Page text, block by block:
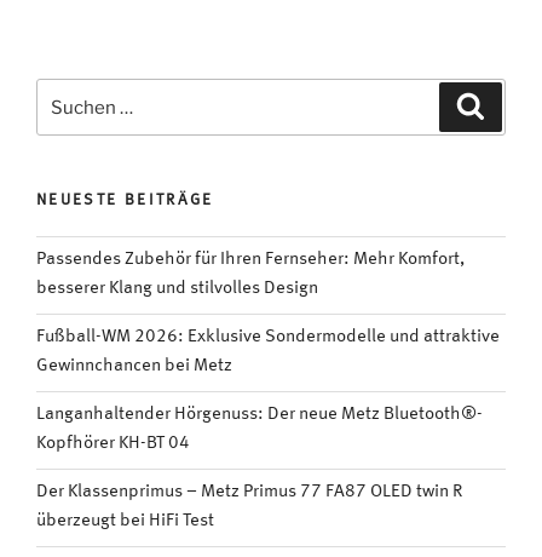
auf
anschauen“
nach:
NEUESTE BEITRÄGE
Passendes Zubehör für Ihren Fernseher: Mehr Komfort,
besserer Klang und stilvolles Design
Fußball-WM 2026: Exklusive Sondermodelle und attraktive
Gewinnchancen bei Metz
Langanhaltender Hörgenuss: Der neue Metz Bluetooth®-
Kopfhörer KH-BT 04
Der Klassenprimus – Metz Primus 77 FA87 OLED twin R
überzeugt bei HiFi Test